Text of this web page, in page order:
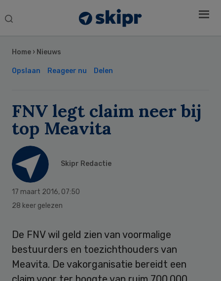
Search
Home › Nieuws
Opslaan Reageer nu Delen
FNV legt claim neer bij
top Meavita
Skipr Redactie
17 maart 2016, 07:50
28 keer gelezen
De FNV wil geld zien van voormalige
bestuurders en toezichthouders van
Meavita. De vakorganisatie bereidt een
Sidebar